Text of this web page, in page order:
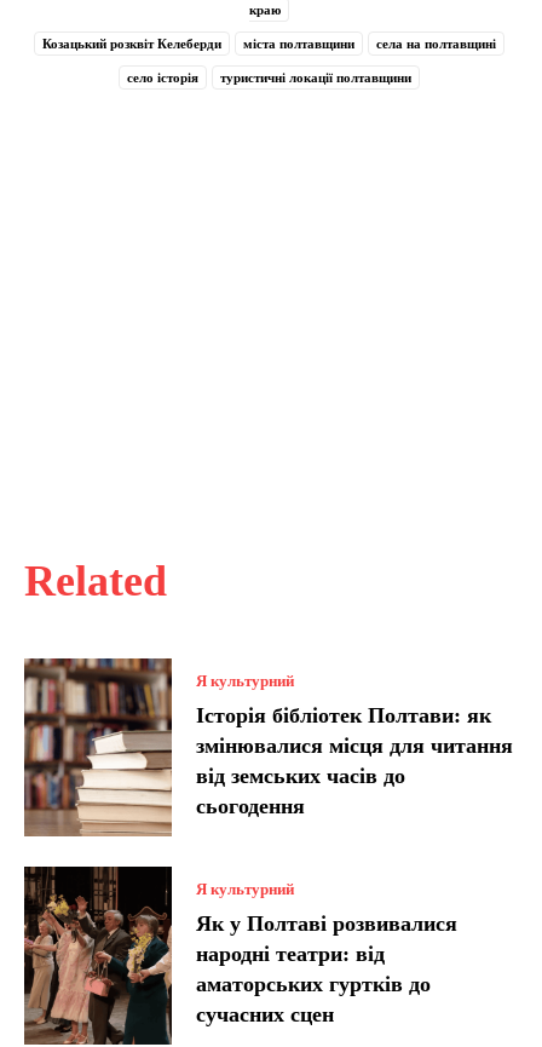
Related
Я культурний
Історія бібліотек Полтави: як
змінювалися місця для читання
від земських часів до
сьогодення
Я культурний
Як у Полтаві розвивалися
народні театри: від
аматорських гуртків до
сучасних сцен
краю
Козацький розквіт Келеберди міста полтавщини села на полтавщині
село історія туристичні локації полтавщини